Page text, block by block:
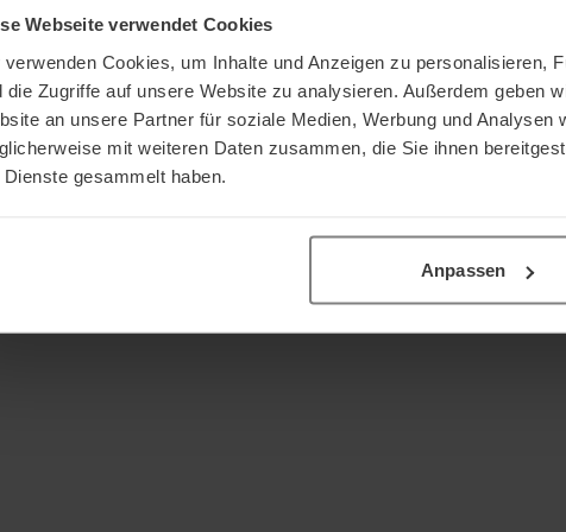
Webseite verwendet Cookies
verwenden Cookies, um Inhalte und Anzeigen zu personalisieren,
die Zugriffe auf unsere Website zu analysieren. Außerdem geben
an unsere Partner für soziale Medien, Werbung und
mit weiteren Daten zusammen, die Sie ihnen
Dienste gesammelt haben.
Anpassen